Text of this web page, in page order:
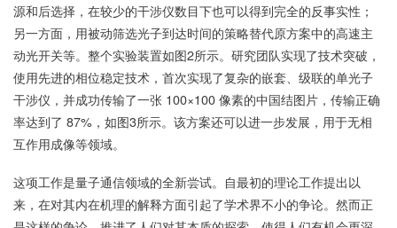
源和后选择，在较少的干涉仪数目下也可以得到完全的反事实性；
另一方面，用被动筛选光子到达时间的策略替代原方案中的高速主
动光开关等。整个实验装置如图2所示。研究团队实现了技术突破，
使用先进的相位稳定技术，首次实现了复杂的嵌套、级联的单光子
干涉仪，并成功传输了一张 100×100 像素的中国结图片，传输正确
率达到了 87%，如图3所示。该方案还可以进一步发展，用于无相
互作用成像等领域。
这项工作是量子通信领域的全新尝试。自最初的理论工作提出以
来，在对其内在机理的解释方面引起了学术界不小的争论。然而正